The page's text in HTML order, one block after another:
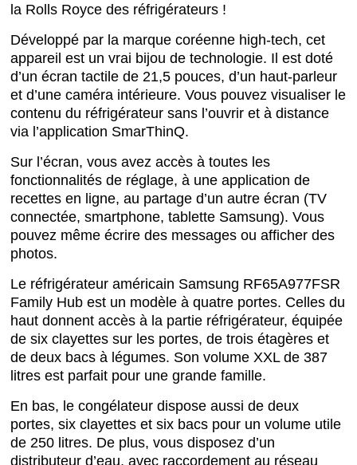
la Rolls Royce des réfrigérateurs !
Développé par la marque coréenne high-tech, cet
appareil est un vrai bijou de technologie. Il est doté
d’un écran tactile de 21,5 pouces, d’un haut-parleur
et d’une caméra intérieure. Vous pouvez visualiser le
contenu du réfrigérateur sans l’ouvrir et à distance
via l’application SmarThinQ.
Sur l’écran, vous avez accès à toutes les
fonctionnalités de réglage, à une application de
recettes en ligne, au partage d’un autre écran (TV
connectée, smartphone, tablette Samsung). Vous
pouvez même écrire des messages ou afficher des
photos.
Le réfrigérateur américain Samsung RF65A977FSR
Family Hub est un modèle à quatre portes. Celles du
haut donnent accès à la partie réfrigérateur, équipée
de six clayettes sur les portes, de trois étagères et
de deux bacs à légumes. Son volume XXL de 387
litres est parfait pour une grande famille.
En bas, le congélateur dispose aussi de deux
portes, six clayettes et six bacs pour un volume utile
de 250 litres. De plus, vous disposez d’un
distributeur d’eau, avec raccordement au réseau